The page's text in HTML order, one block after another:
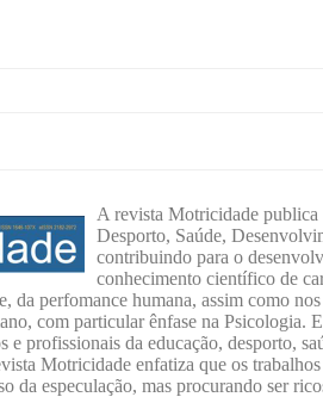
A revista Motricidade publica
Desporto, Saúde,
contribuindo para o
conhecimento científico de
da perfomance humana, assim como
com particular ênfase na Psicologia.
e profissionais da educação, desporto,
Motricidade enfatiza que os
da especulação, mas procurando ser